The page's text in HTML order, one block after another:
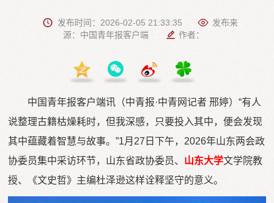
发布时间：2026-02-05 21:33:35
发布来
源：中国青年报客户端
作者：
中国青年报客户端讯（中青报·中青网记者 邢婷）“有人
说整理古籍枯燥耗时，但我深感，只要投入其中，便会发现
其中蕴藏着智慧与故事。”1月27日下午，2026年山东两会政
协委员集中采访环节，山东省政协委员、 山东大学文学院教
授、《文史哲》主编杜泽逊这样诠释坚守的意义。